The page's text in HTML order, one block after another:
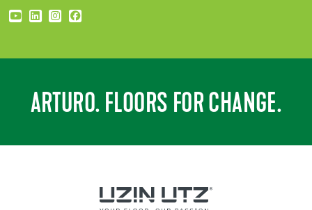
ARTURO. FLOORS FOR CHANGE.